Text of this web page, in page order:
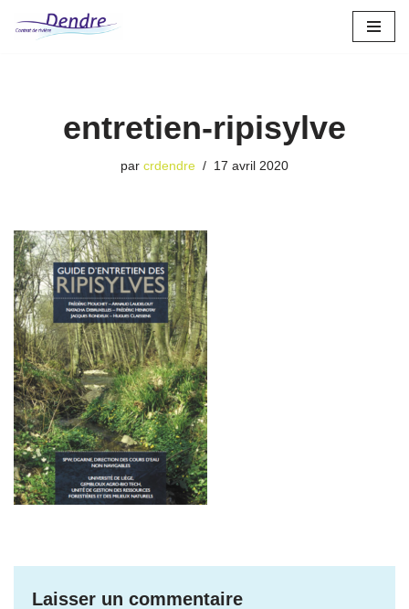
entretien-ripisylve
par crdendre 17 avril 2020
Laisser un commentaire